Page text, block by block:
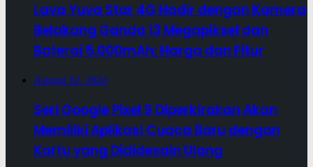
Lava Yuva Star 4G Hadir dengan Kamera
Belakang Ganda 13 Megapiksel dan
Baterai 5.000mAh: Harga dan Fitur
August 12, 2024
Seri Google Pixel 9 Diperkirakan Akan
Memiliki Aplikasi Cuaca Baru dengan
Kartu yang Dididesain Ulang